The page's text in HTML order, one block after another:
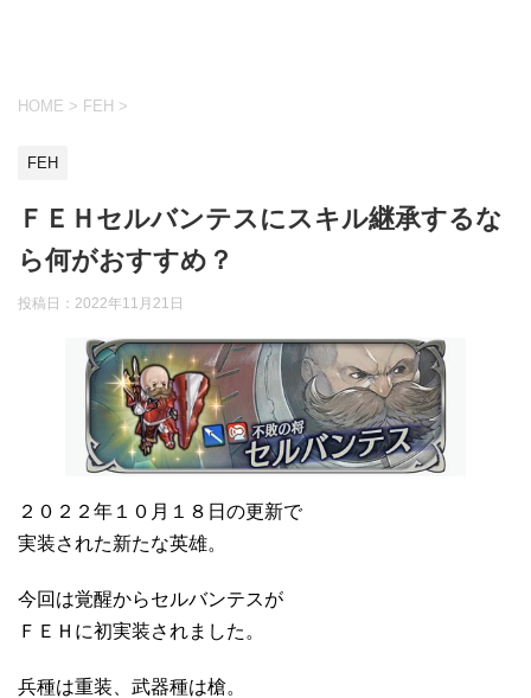
HOME > FEH >
FEH
ＦＥＨセルバンテスにスキル継承するな
ら何がおすすめ？
投稿日： 2022年11月21日
２０２２年１０月１８日の更新で
実装された新たな英雄。
今回は覚醒からセルバンテスが
ＦＥＨに初実装されました。
兵種は重装、武器種は槍。